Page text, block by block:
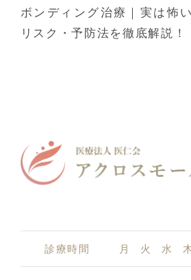
ボンディング治療
実は怖
リスク・予防法を徹底解説！
診療時間 月 火 水